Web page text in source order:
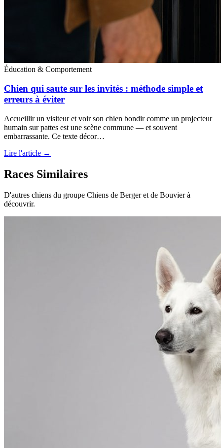
Éducation & Comportement
Chien qui saute sur les invités : méthode simple et
erreurs à éviter
Accueillir un visiteur et voir son chien bondir comme un projecteur
humain sur pattes est une scène commune — et souvent
embarrassante. Ce texte décor…
Lire l'article →
Races Similaires
D'autres chiens du groupe Chiens de Berger et de Bouvier à
découvrir.